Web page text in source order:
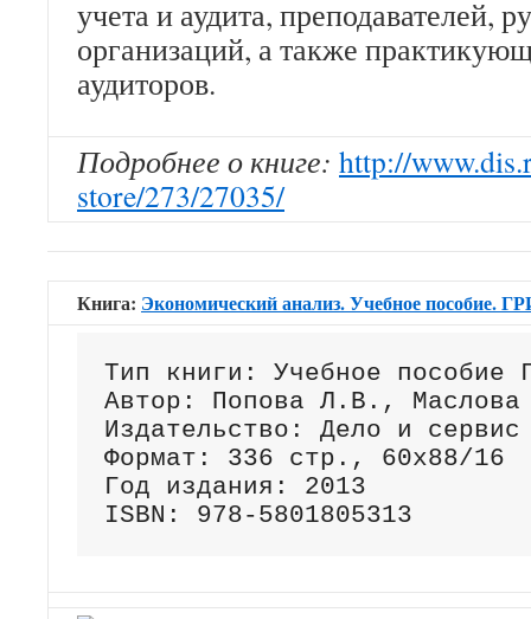
учета и аудита, преподавателей,
организаций, а также
аудиторов.
Подробнее о книге: http://
store/273/27035/
Книга: Экономический анализ. Учебное пособие.
Тип книги: Учебное пособие
Автор: Попова Л.В.,
Издательство: Дело и сервис
Формат: 336 стр., 60х88/16
Год издания: 2013
ISBN: 978-5801805313